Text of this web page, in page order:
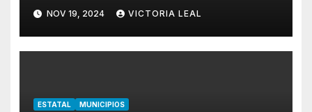
salsa
NOV 19, 2024 VICTORIA LEAL
ESTATAL MUNICIPIOS